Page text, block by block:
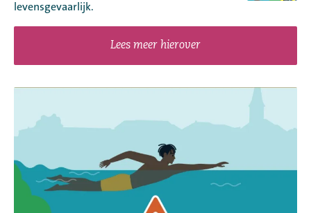
levensgevaarlijk.
Lees meer hierover